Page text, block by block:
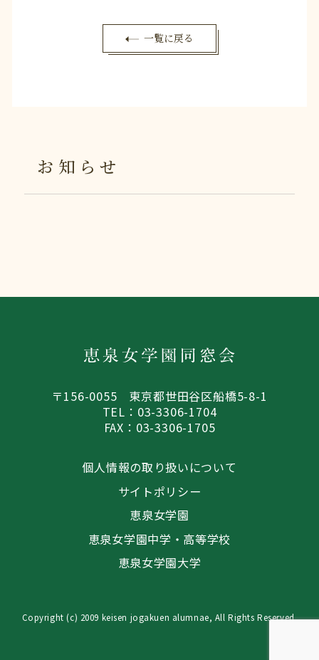
一覧に戻る
お知らせ
〒156-0055 東京都世田谷区船橋5-8-1
TEL：03-3306-1704
FAX：03-3306-1705
個人情報の取り扱いについて
サイトポリシー
恵泉女学園
恵泉女学園中学・高等学校
恵泉女学園大学
Copyright (c) 2009 keisen jogakuen alumnae, All Rights Reserved.